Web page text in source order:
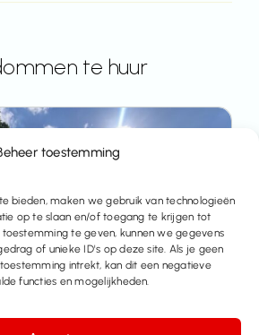
toestemming
bieden, maken we gebruik van technologieën
op te slaan en/of toegang te krijgen tot
te geven, kunnen we gegevens
of unieke ID's op deze site. Als je geen
intrekt, kan dit een negatieve
functies en mogelijkheden.
te huur